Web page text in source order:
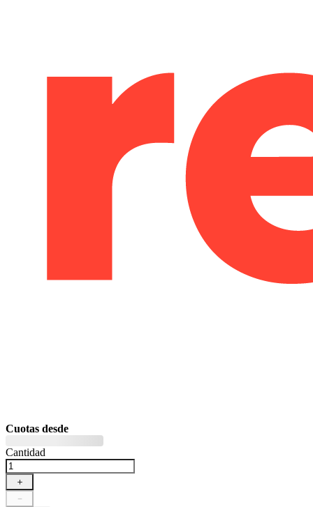
Cuotas desde
Cantidad
＋
－